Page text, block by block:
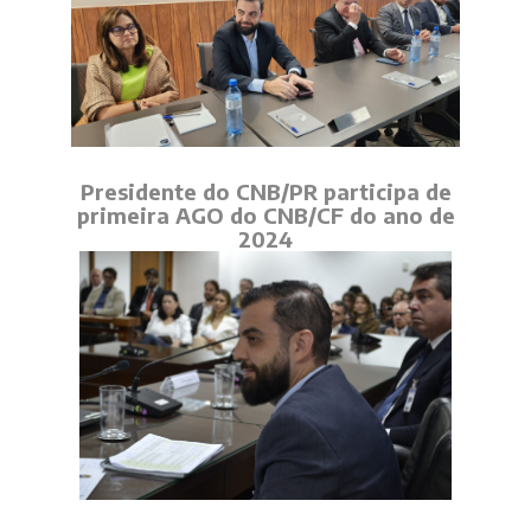
Presidente do CNB/PR participa de
primeira AGO do CNB/CF do ano de
2024